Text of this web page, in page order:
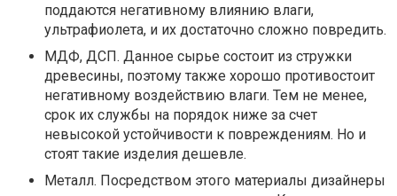
поддаются негативному влиянию влаги,
ультрафиолета, и их достаточно сложно повредить.
МДФ, ДСП. Данное сырье состоит из стружки
древесины, поэтому также хорошо противостоит
негативному воздействию влаги. Тем не менее,
срок их службы на порядок ниже за счет
невысокой устойчивости к повреждениям. Но и
стоят такие изделия дешевле.
Металл. Посредством этого материалы дизайнеры